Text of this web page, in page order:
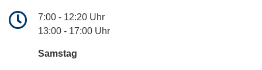
7:00 - 12:20 Uhr
13:00 - 17:00 Uhr
Samstag